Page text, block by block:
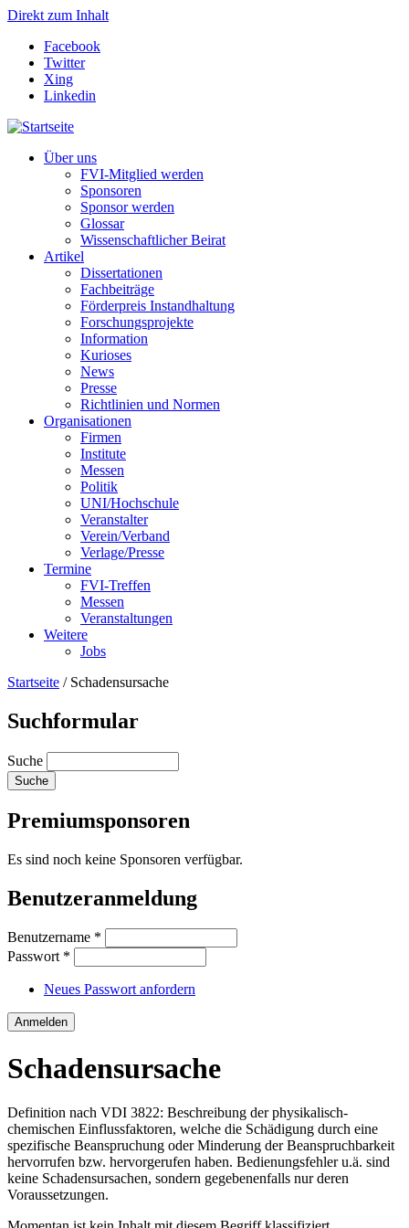
Direkt zum Inhalt
Facebook
Twitter
Xing
Linkedin
Über uns
FVI-Mitglied werden
Sponsoren
Sponsor werden
Glossar
Wissenschaftlicher Beirat
Artikel
Dissertationen
Fachbeiträge
Förderpreis Instandhaltung
Forschungsprojekte
Information
Kurioses
News
Presse
Richtlinien und Normen
Organisationen
Firmen
Institute
Messen
Politik
UNI/Hochschule
Veranstalter
Verein/Verband
Verlage/Presse
Termine
FVI-Treffen
Messen
Veranstaltungen
Weitere
Jobs
Startseite / Schadensursache
Suchformular
Suche
Premiumsponsoren
Es sind noch keine Sponsoren verfügbar.
Benutzeranmeldung
Benutzername *
Passwort *
Neues Passwort anfordern
Schadensursache
Definition nach VDI 3822: Beschreibung der physikalisch-
chemischen Einflussfaktoren, welche die Schädigung durch eine
spezifische Beanspruchung oder Minderung der Beanspruchbarkeit
hervorrufen bzw. hervorgerufen haben. Bedienungsfehler u.ä. sind
keine Schadensursachen, sondern gegebenenfalls nur deren
Voraussetzungen.